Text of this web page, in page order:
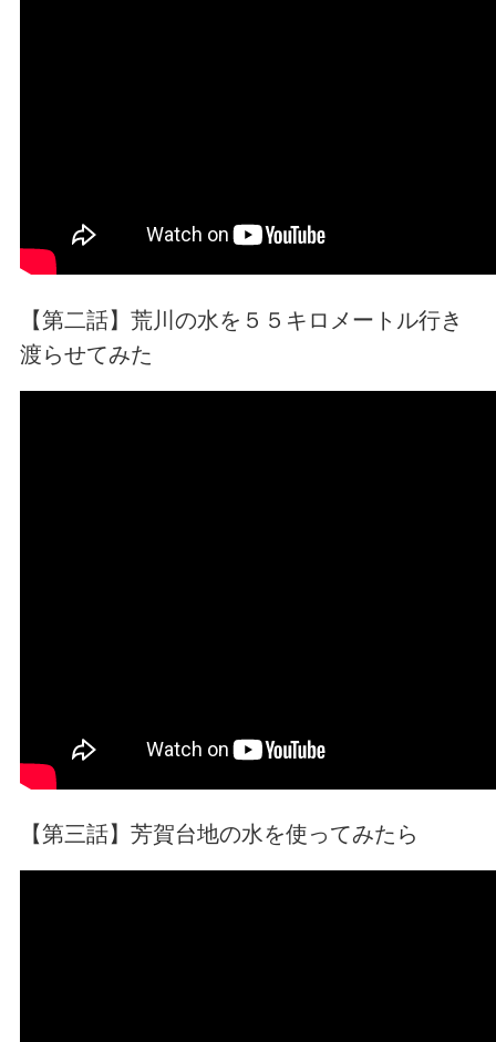
【第二話】荒川の水を５５キロメートル行き
渡らせてみた
【第三話】芳賀台地の水を使ってみたら